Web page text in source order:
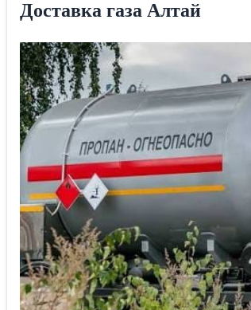
Доставка газа Алтай